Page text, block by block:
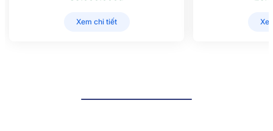
Xem chi tiết